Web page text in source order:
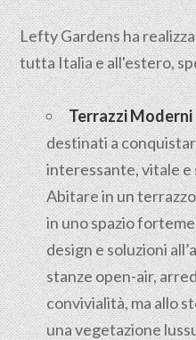
Lefty Gardens ha
tutta Italia e all'estero,
Terrazzi Moderni
destinati a
interessante, vitale e
Abitare in un
in uno spazio
design e soluzioni
stanze open-air,
convivialità, ma allo
una vegetazione